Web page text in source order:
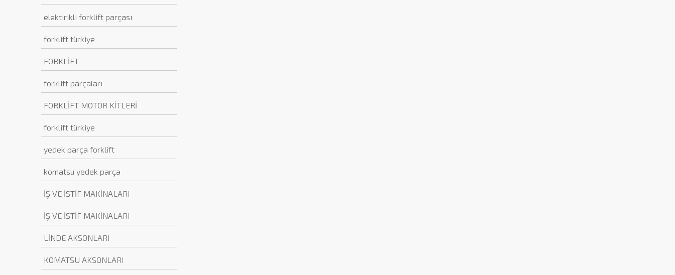
elektirikli forklift parçası
forklift türkiye
FORKLİFT
forklift parçaları
FORKLİFT MOTOR KİTLERİ
forklift türkiye
yedek parça forklift
komatsu yedek parça
İŞ VE İSTİF MAKİNALARI
İŞ VE İSTİF MAKİNALARI
LİNDE AKSONLARI
KOMATSU AKSONLARI